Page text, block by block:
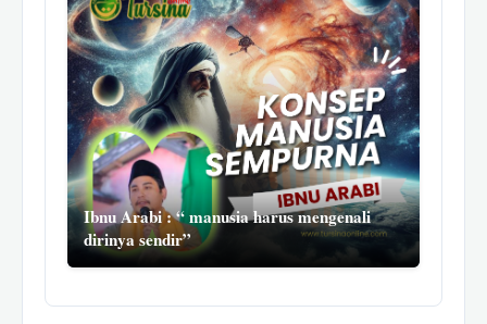
Ibnu Arabi : “ manusia harus mengenali
dirinya sendir”